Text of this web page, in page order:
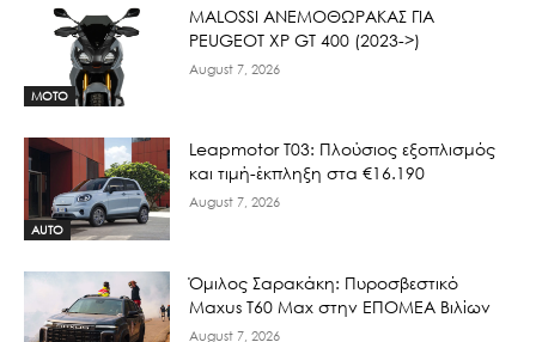
MOTO
ΜΑLOSSI ΑΝΕΜΟΘΩΡΑΚΑΣ ΓΙΑ
PEUGEOT XP GT 400 (2023->)
August 7, 2026
AUTO
Leapmotor T03: Πλούσιος εξοπλισμός
και τιμή-έκπληξη στα €16.190
August 7, 2026
Όμιλος Σαρακάκη: Πυροσβεστικό
Maxus T60 Max στην ΕΠΟΜΕΑ Βιλίων
August 7, 2026